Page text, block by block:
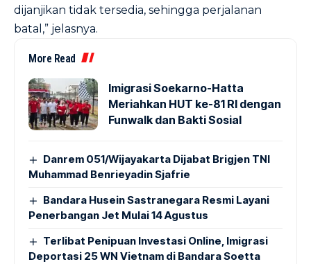
dijanjikan tidak tersedia, sehingga perjalanan
batal,” jelasnya.
More Read
Imigrasi Soekarno-Hatta
Meriahkan HUT ke-81 RI dengan
Funwalk dan Bakti Sosial
Danrem 051/Wijayakarta Dijabat Brigjen TNI
Muhammad Benrieyadin Sjafrie
Bandara Husein Sastranegara Resmi Layani
Penerbangan Jet Mulai 14 Agustus
Terlibat Penipuan Investasi Online, Imigrasi
Deportasi 25 WN Vietnam di Bandara Soetta